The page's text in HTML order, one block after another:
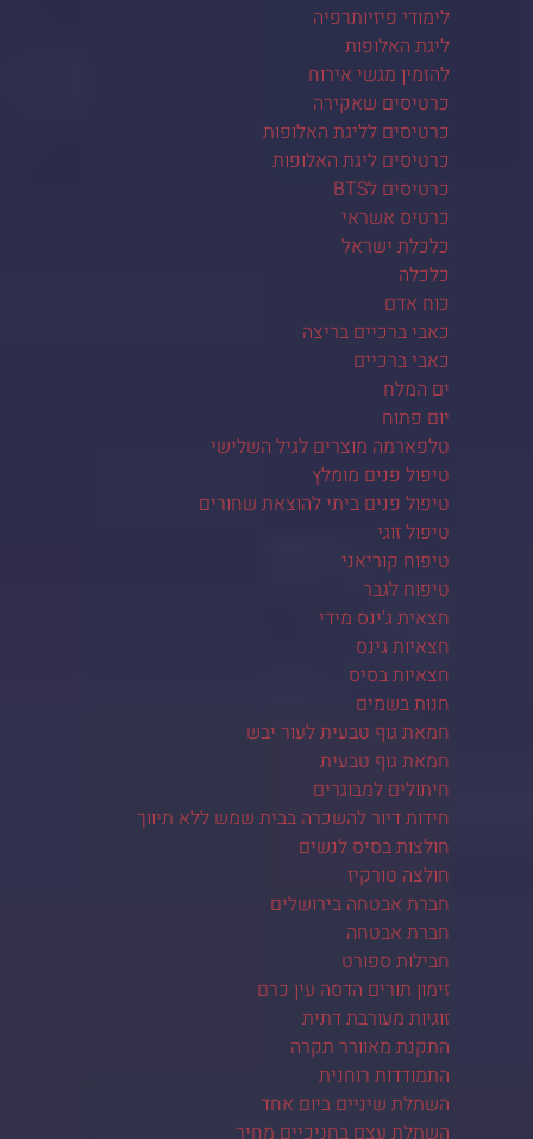
לימודי פיזיותרפיה
ליגת האלופות
להזמין מגשי אירוח
כרטיסים שאקירה
כרטיסים לליגת האלופות
כרטיסים ליגת האלופות
כרטיסים לBTS
כרטיס אשראי
כלכלת ישראל
כלכלה
כוח אדם
כאבי ברכיים בריצה
כאבי ברכיים
ים המלח
יום פתוח
טלפארמה מוצרים לגיל השלישי
טיפול פנים מומלץ
טיפול פנים ביתי להוצאת שחורים
טיפול זוגי
טיפוח קוריאני
טיפוח לגבר
חצאית ג'ינס מידי
חצאיות גינס
חצאיות בסיס
חנות בשמים
חמאת גוף טבעית לעור יבש
חמאת גוף טבעית
חיתולים למבוגרים
חידות דיור להשכרה בבית שמש ללא תיווך
חולצות בסיס לנשים
חולצה טורקיז
חברת אבטחה בירושלים
חברת אבטחה
חבילות ספורט
זימון תורים הדסה עין כרם
זוגיות מעורבת דתית
התקנת מאוורר תקרה
התמודדות רוחנית
השתלת שיניים ביום אחד
השתלת עצם בחניכיים מחיר